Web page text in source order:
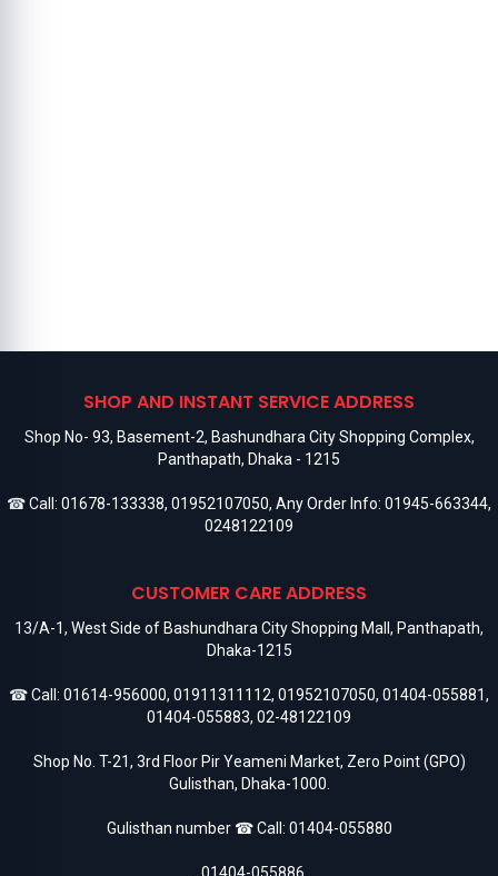
SHOP AND INSTANT SERVICE ADDRESS
Shop No- 93, Basement-2, Bashundhara City Shopping Complex,
Panthapath, Dhaka - 1215
☎ Call: 01678-133338, 01952107050, Any Order Info: 01945-663344,
0248122109
CUSTOMER CARE ADDRESS
13/A-1, West Side of Bashundhara City Shopping Mall, Panthapath,
Dhaka-1215
☎ Call: 01614-956000, 01911311112, 01952107050, 01404-055881,
01404-055883, 02-48122109
Shop No. T-21, 3rd Floor Pir Yeameni Market, Zero Point (GPO)
Gulisthan, Dhaka-1000.
Gulisthan number ☎ Call: 01404-055880